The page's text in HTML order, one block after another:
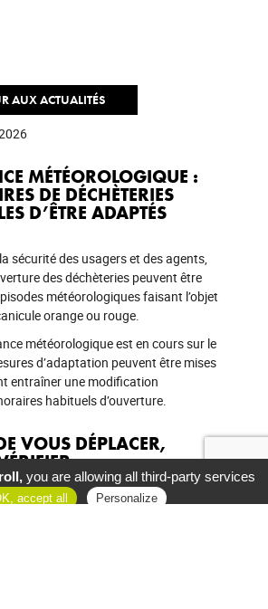
AUX ACTUALITÉS
MÉTÉOROLOGIQUE :
DE DÉCHÈTERIES
D’ÊTRE ADAPTÉS
sécurité des usagers et des agents,
des déchèteries peuvent être
météorologiques faisant l’objet
orange ou rouge.
météorologique est en cours sur le
d’adaptation peuvent être mises
entraîner une modification
habituels d’ouverture.
VOUS DÉPLACER,
:
météorologique en
you are allowing all third-party services
accept all Personalize